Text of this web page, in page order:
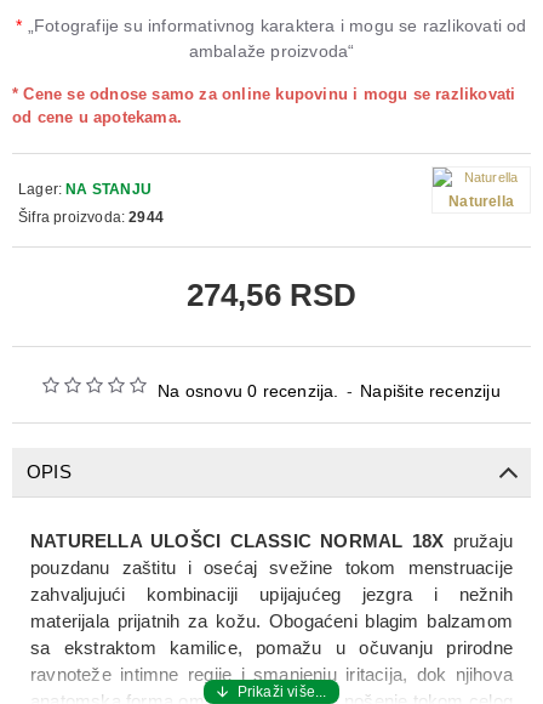
* „Fotografije su informativnog karaktera i mogu se razlikovati od
ambalaže proizvoda“
Na osnovu 0 recenzija. - Napišite recenziju
* Cene se odnose samo za online kupovinu i mogu se razlikovati
od cene u apotekama.
274,56 RSD
Lager: NA STANJU
Šifra proizvoda: 2944
Naturella
OPIS
NATURELLA ULOŠCI CLASSIC NORMAL 18X pružaju
pouzdanu zaštitu i osećaj svežine tokom menstruacije
zahvaljujući kombinaciji upijajućeg jezgra i nežnih
materijala prijatnih za kožu. Obogaćeni blagim balzamom
sa ekstraktom kamilice, pomažu u očuvanju prirodne
ravnoteže intimne regije i smanjenju iritacija, dok njihova